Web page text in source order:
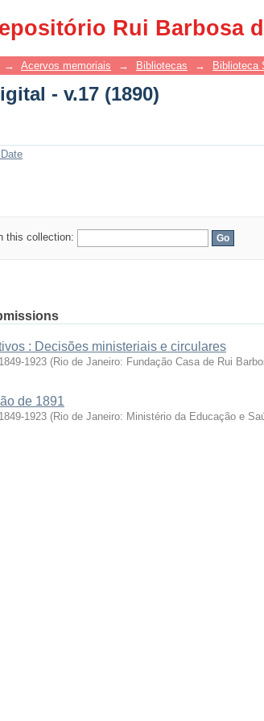
Rui Barbosa
- v.17 (1890)
→ Acervos memoriais → Bibliotecas → Biblioteca
- v.17 (1890)
this collection:
: Decisões ministeriais e circulares
1923 (Rio de Janeiro: Fundação Casa de Rui
de 1891
1923 (Rio de Janeiro: Ministério da Educação e